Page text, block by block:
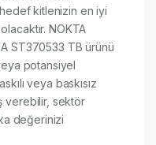
hedef kitlenizin en iyi
NOKTA
ST370533 TB ürünü
potansiyel
veya baskısız
verebilir, sektör
değerinizi